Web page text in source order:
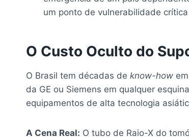
um ponto de vulnerabilidade
O Custo Oculto do
O Brasil tem décadas de know-how
da GE ou Siemens em qualquer
equipamentos de alta tecnologia
A Cena Real: O tubo de Raio-X do